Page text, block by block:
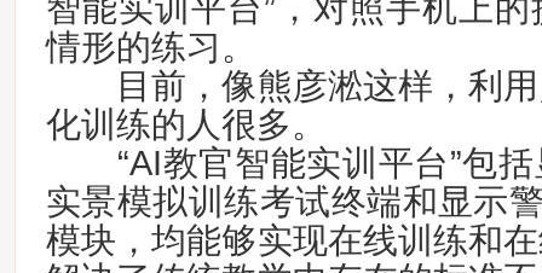
智能实训平台”，对照手机上
情形的练习。
目前，像熊彦淞这样，利用
化训练的人很多。
“AI教官智能实训平台”包括
实景模拟训练考试终端和显示
模块，均能够实现在线训练和